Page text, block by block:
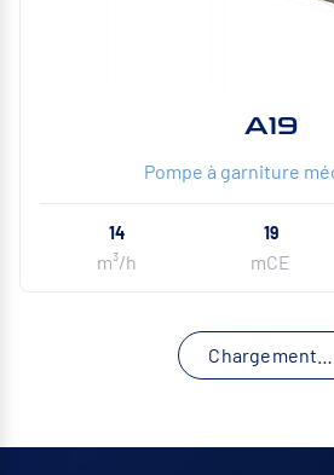
A19
Pompe à garniture
14
m³/h
19
mCE
Chargement…